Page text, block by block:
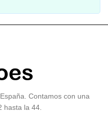
Contamos con una
hasta la 44.